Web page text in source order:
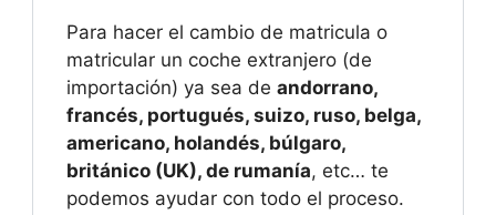
Para hacer el cambio de matricula o
matricular un coche extranjero (de
importación) ya sea de andorrano,
francés, portugués, suizo, ruso, belga,
americano, holandés, búlgaro,
británico (UK), de rumanía, etc… te
podemos ayudar con todo el proceso.